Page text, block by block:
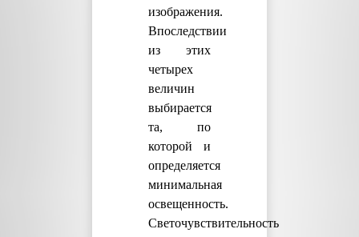
изображения.
Впоследствии
из этих
четырех
величин
выбирается
та, по
которой и
определяется
минимальная
освещенность.
Светочувствительность